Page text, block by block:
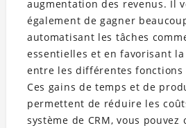
augmentation des revenus. Il
également de gagner
automatisant les tâches
essentielles et en favorisant
entre les différentes fonctions
Ces gains de temps et de
permettent de réduire les
système de CRM, vous pouvez